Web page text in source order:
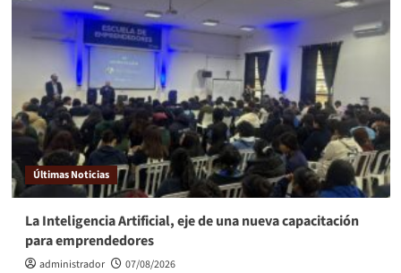
Últimas Noticias
La Inteligencia Artificial, eje de una nueva capacitación
para emprendedores
administrador 07/08/2026